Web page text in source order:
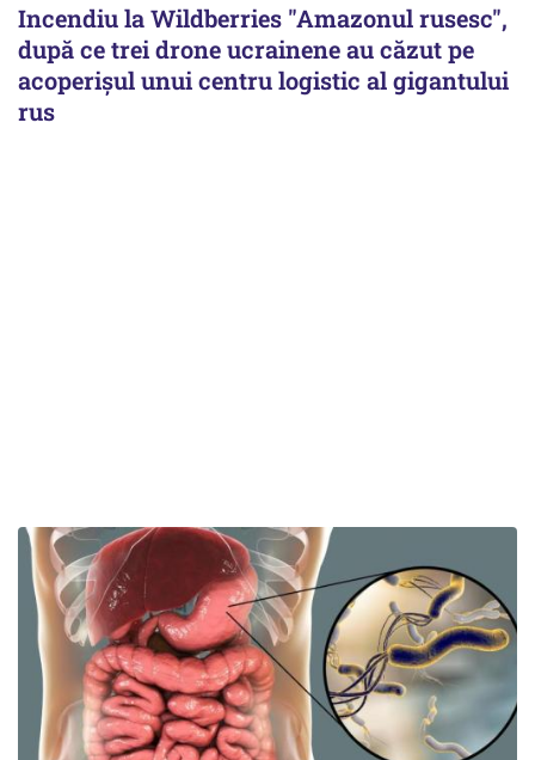
Incendiu la Wildberries "Amazonul rusesc",
după ce trei drone ucrainene au căzut pe
acoperişul unui centru logistic al gigantului
rus